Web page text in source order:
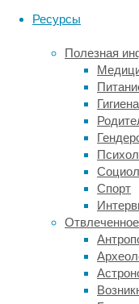
Ресурсы
Полезная
Гигиена
Спорт
Отвлеченное
создают
далекие
события.
Впервые
волны
были
только
несколько
назад,
область